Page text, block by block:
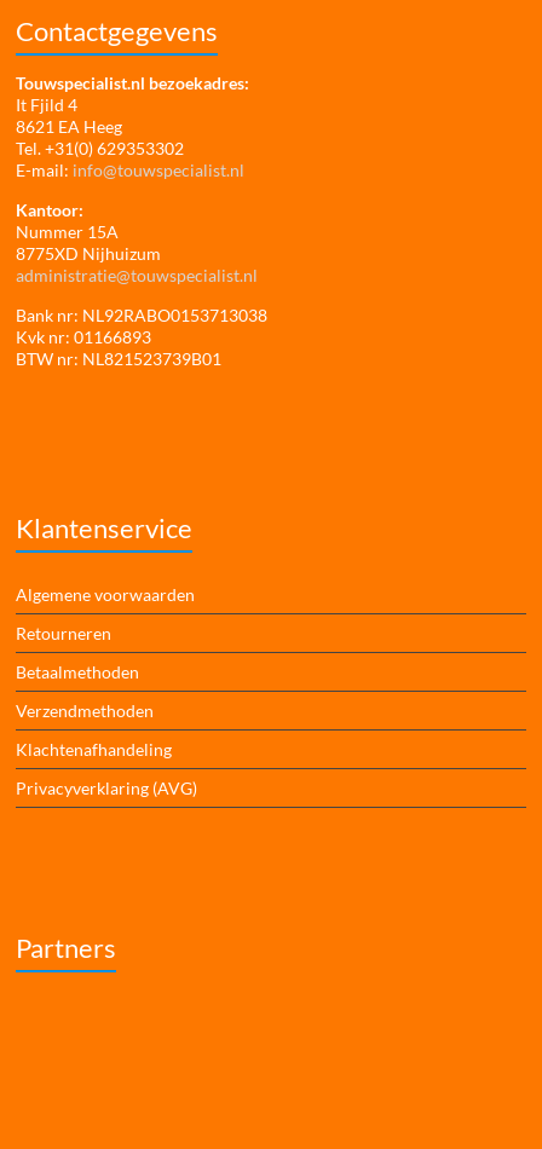
Contactgegevens
Touwspecialist.nl bezoekadres:
It Fjild 4
8621 EA Heeg
Tel. +31(0) 629353302
E-mail: info@touwspecialist.nl
Kantoor:
Nummer 15A
8775XD Nijhuizum
administratie@touwspecialist.nl
Bank nr: NL92RABO0153713038
Kvk nr: 01166893
BTW nr: NL821523739B01
Klantenservice
Algemene voorwaarden
Retourneren
Betaalmethoden
Verzendmethoden
Klachtenafhandeling
Privacyverklaring (AVG)
Partners